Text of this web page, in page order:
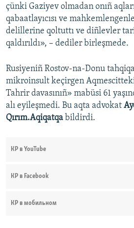
çünki Gaziyev olmadan onıñ
qabaatlayıcısı ve
delillerine qoltuttı ve diñlevler
qaldırıldı», – dediler birleşmede.
Rusiyeniñ Rostov-na-Donu
mikroinsult keçirgen
Tahrir davasınıñ» mabüsi 61
alı eyileşmedi. Bu aqta advokat
Qırım.Aqiqatqa bildirdi.
КР в YouTube
КР в Facebook
КР в мобильном